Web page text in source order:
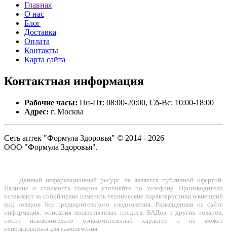
Главная
О нас
Блог
Доставка
Оплата
Контакты
Карта сайта
Контактная информация
Рабочие часы: Пн-Пт: 08:00-20:00, Сб-Вс: 10:00-18:00
Адрес: г. Москва
Сеть аптек "Формула Здоровья" © 2014 - 2026
ООО "Формула Здоровья".
Данный информационный ресурс не является публичной офертой.
Наличие и стоимость товаров уточняйте по телефону. Производители
оставляют за собой право изменять технические характеристики и внешний
вид товаров без предварительного уведомления. Размещенная на сайте
информация: описания лекарственных средств, БАДов и других товаров,
носит исключительно ознакомительный характер и не может
использоваться для самолечения.